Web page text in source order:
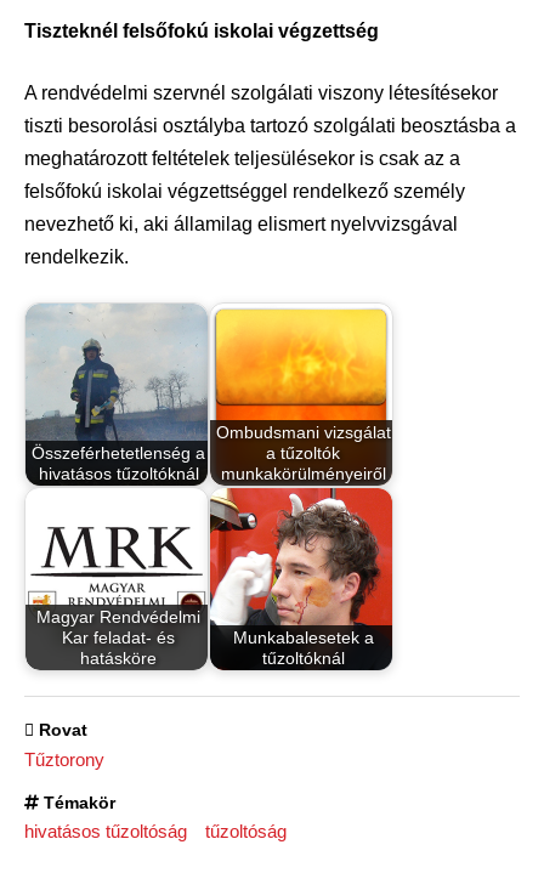
Tiszteknél felsőfokú iskolai végzettség
A rendvédelmi szervnél szolgálati viszony létesítésekor
tiszti besorolási osztályba tartozó szolgálati beosztásba a
meghatározott feltételek teljesülésekor is csak az a
felsőfokú iskolai végzettséggel rendelkező személy
nevezhető ki, aki államilag elismert nyelvvizsgával
rendelkezik.
Összeférhetetlenség a
hivatásos tűzoltóknál
Ombudsmani vizsgálat
a tűzoltók
munkakörülményeiről
Magyar Rendvédelmi
Kar feladat- és
hatásköre
Munkabalesetek a
tűzoltóknál
Rovat
Tűztorony
Témakör
hivatásos tűzoltóság tűzoltóság